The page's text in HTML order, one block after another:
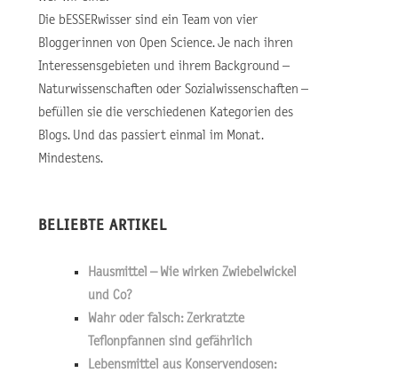
Die bESSERwisser sind ein Team von vier
Bloggerinnen von Open Science. Je nach ihren
Interessensgebieten und ihrem Background –
Naturwissenschaften oder Sozialwissenschaften –
befüllen sie die verschiedenen Kategorien des
Blogs. Und das passiert einmal im Monat.
Mindestens.
BELIEBTE ARTIKEL
Hausmittel – Wie wirken Zwiebelwickel
und Co?
Wahr oder falsch: Zerkratzte
Teflonpfannen sind gefährlich
Lebensmittel aus Konservendosen: